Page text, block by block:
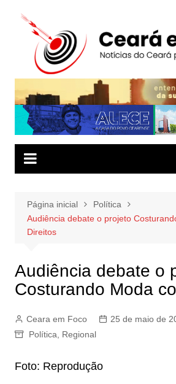
conteúdo
Página inicial
Política
Audiência debate o projeto
Direitos
Audiência debate o
Costurando Moda
Ceara em Foco
25 de maio de
Política, Regional
Foto: Reprodução